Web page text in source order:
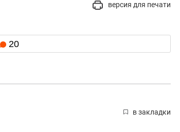
версия для печати
20
в закладки